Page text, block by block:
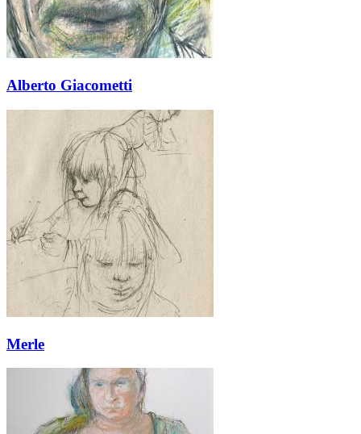
Alberto Giacometti
Merle